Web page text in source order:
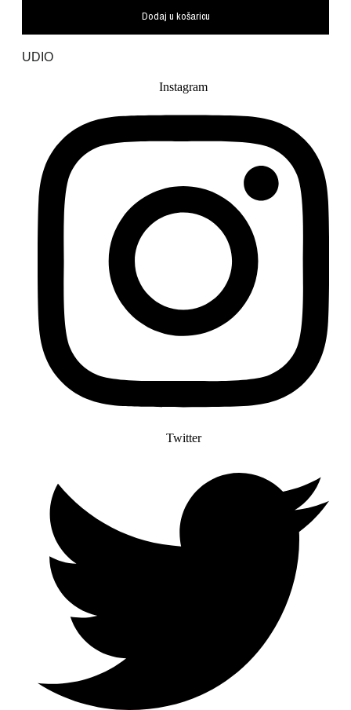
Dodaj u košaricu
UDIO
Instagram
Twitter